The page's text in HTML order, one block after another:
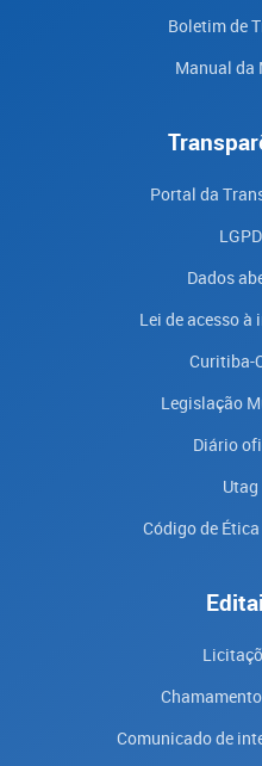
Boletim de
Manual da
Portal da
LGPD
Dados
Lei de acesso à
Curitiba-
Legislação
Diário
Utag
Código de
Comunicado de